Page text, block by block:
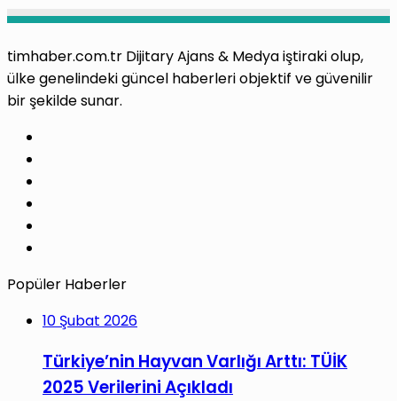
timhaber.com.tr Dijitary Ajans & Medya iştiraki olup,
ülke genelindeki güncel haberleri objektif ve güvenilir
bir şekilde sunar.
Popüler Haberler
10 Şubat 2026
Türkiye’nin Hayvan Varlığı Arttı: TÜİK
2025 Verilerini Açıkladı